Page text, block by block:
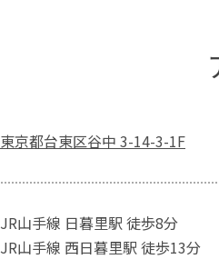
東京都台東区谷中 3-14-3-1F
JR山手線 日暮里駅 徒歩8分
JR山手線 西日暮里駅 徒歩13分